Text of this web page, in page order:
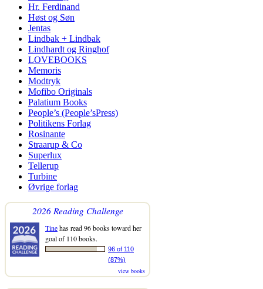
Hr. Ferdinand
Høst og Søn
Jentas
Lindbak + Lindbak
Lindhardt og Ringhof
LOVEBOOKS
Memoris
Modtryk
Mofibo Originals
Palatium Books
People’s (People’sPress)
Politikens Forlag
Rosinante
Straarup & Co
Superlux
Tellerup
Turbine
Øvrige forlag
2026 Reading Challenge
Tinehas read 96 books toward her
goal of 110 books.
96 of 110
(87%)
view books